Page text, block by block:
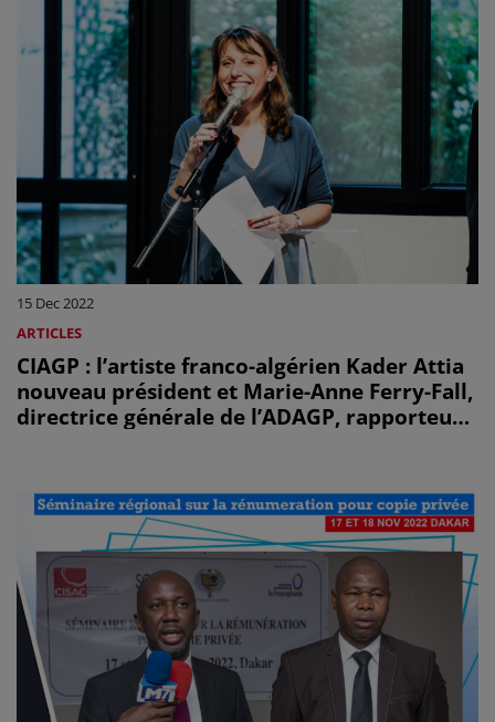
15 Dec 2022
ARTICLES
CIAGP : l’artiste franco-algérien Kader Attia
nouveau président et Marie-Anne Ferry-Fall,
directrice générale de l’ADAGP, rapporteur